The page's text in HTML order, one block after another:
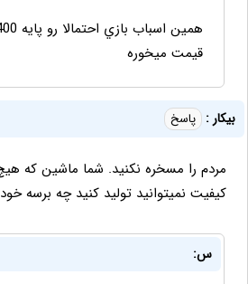
قيمت ميخوره
بیکار : پاسخ
مردم را مسخره نکنید. شما ماشین که
کیفیت نمیتوانید تولید کنید چه برسه
س: